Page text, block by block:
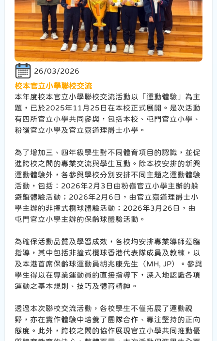
26/03/2026
校本官立小學聯校交流
本年度校本官立小學聯校交流活動以「運動體驗」為主
題，已於2025年11月25日在本校正式展開。是次活動
有四所官立小學共同參與，包括本校、屯門官立小學、
粉嶺官立小學及官立嘉道理爵士小學。
為了增加三、四年級學生對不同體育項目的認識，並促
進跨校之間的專業交流與學生互動。除本校安排的新興
運動體驗外，各參與學校分別安排不同主題之運動體驗
活動，包括：2026年2月3日由粉嶺官立小學主辦的躲
避盤體驗活動；2026年2月6日，由官立嘉道理爵士小
學主辦的非撞式欖球體驗活動；2026年3月26日，由
屯門官立小學主辦的保齡球體驗活動。
為確保活動品質及學習成效，各校均安排專業導師蒞臨
指導，其中包括非撞式欖球香港代表隊成員及教練，以
及本港首席保齡球運動員胡兆康先生（MH, JP）。參與
學生得以在專業運動員的直接指導下，深入地認識各項
運動之基本規則、技巧及體育精神。
透過本次聯校交流活動，各校學生不僅拓展了運動視
野，亦在實作體驗中培養了團隊合作、專注堅持的正向
態度。此外，跨校之間的協作展現官立小學共同推動優